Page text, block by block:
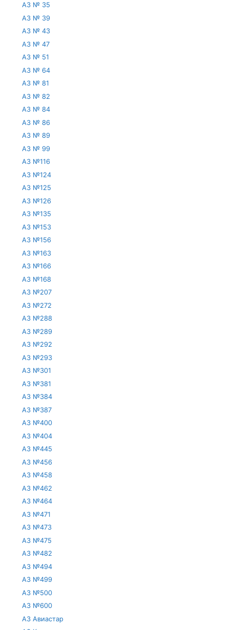
АЗ № 35
АЗ № 39
АЗ № 43
АЗ № 47
АЗ № 51
АЗ № 64
АЗ № 81
АЗ № 82
АЗ № 84
АЗ № 86
АЗ № 89
АЗ № 99
АЗ №116
АЗ №124
АЗ №125
АЗ №126
АЗ №135
АЗ №153
АЗ №156
АЗ №163
АЗ №166
АЗ №168
АЗ №207
АЗ №272
АЗ №288
АЗ №289
АЗ №292
АЗ №293
АЗ №301
АЗ №381
АЗ №384
АЗ №387
АЗ №400
АЗ №404
АЗ №445
АЗ №456
АЗ №458
АЗ №462
АЗ №464
АЗ №471
АЗ №473
АЗ №475
АЗ №482
АЗ №494
АЗ №499
АЗ №500
АЗ №600
АЗ Авиастар